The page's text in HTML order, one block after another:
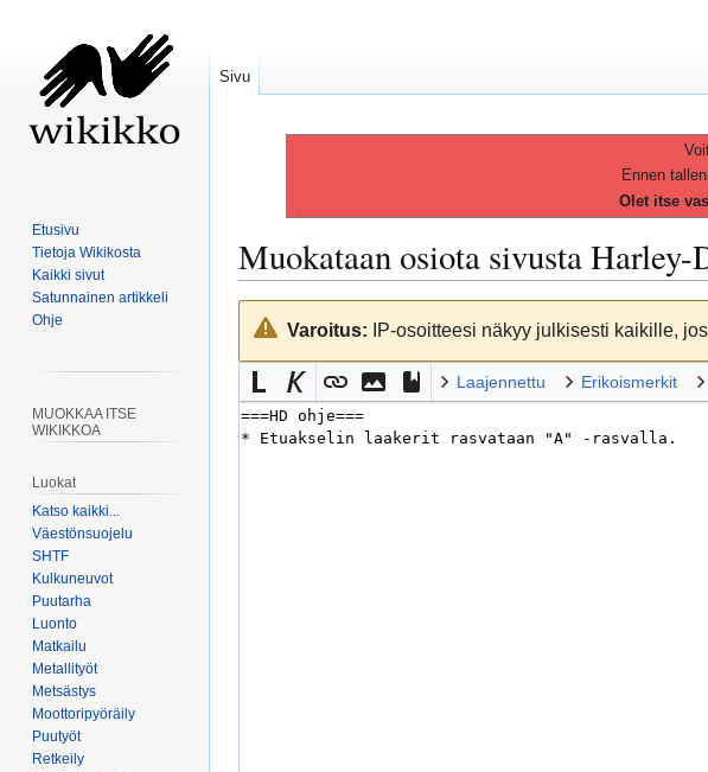
Ennen
Olet itse
Muokataan osiota sivustaHarley-
Siirry
navigaatioon
Siirry
hakuunVaroitus: IP-osoitteesi näkyy julkisesti kaikille,
Laajennettu Erikoismerkit
Sivu
Etusivu
Tietoja Wikikosta
Kaikki sivut
Satunnainen artikkeli
Ohje
MUOKKAA ITSE
WIKIKKOA
Luokat
Katso kaikki...
Väestönsuojelu
SHTF
Kulkuneuvot
Puutarha
Luonto
Matkailu
Metallityöt
Metsästys
Moottoripyöräily
Puutyöt
Retkeily